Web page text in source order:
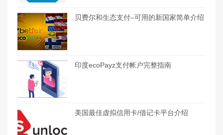
贝费尔和生态支付–可用的新国家简单介绍
印度ecoPayz支付帐户完整指南
美国最佳虚拟信用卡/借记卡平台介绍